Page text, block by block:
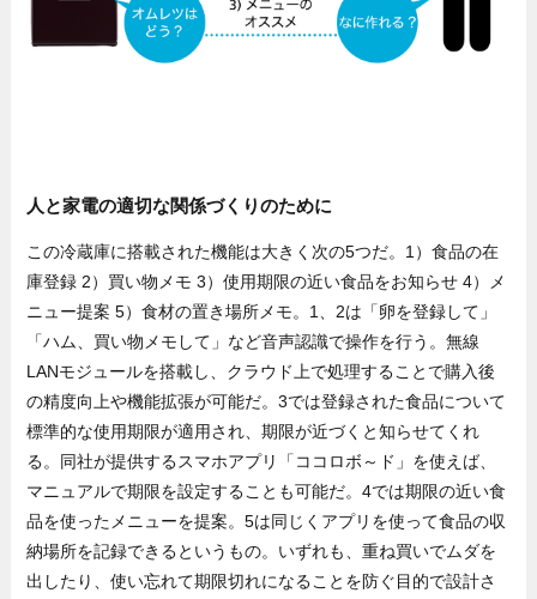
人と家電の適切な関係づくりのために
この冷蔵庫に搭載された機能は大きく次の5つだ。1）食品の在
庫登録 2）買い物メモ 3）使用期限の近い食品をお知らせ 4）メ
ニュー提案 5）食材の置き場所メモ。1、2は「卵を登録して」
「ハム、買い物メモして」など音声認識で操作を行う。無線
LANモジュールを搭載し、クラウド上で処理することで購入後
の精度向上や機能拡張が可能だ。3では登録された食品について
標準的な使用期限が適用され、期限が近づくと知らせてくれ
る。同社が提供するスマホアプリ「ココロボ～ド」を使えば、
マニュアルで期限を設定することも可能だ。4では期限の近い食
品を使ったメニューを提案。5は同じくアプリを使って食品の収
納場所を記録できるというもの。いずれも、重ね買いでムダを
出したり、使い忘れて期限切れになることを防ぐ目的で設計さ